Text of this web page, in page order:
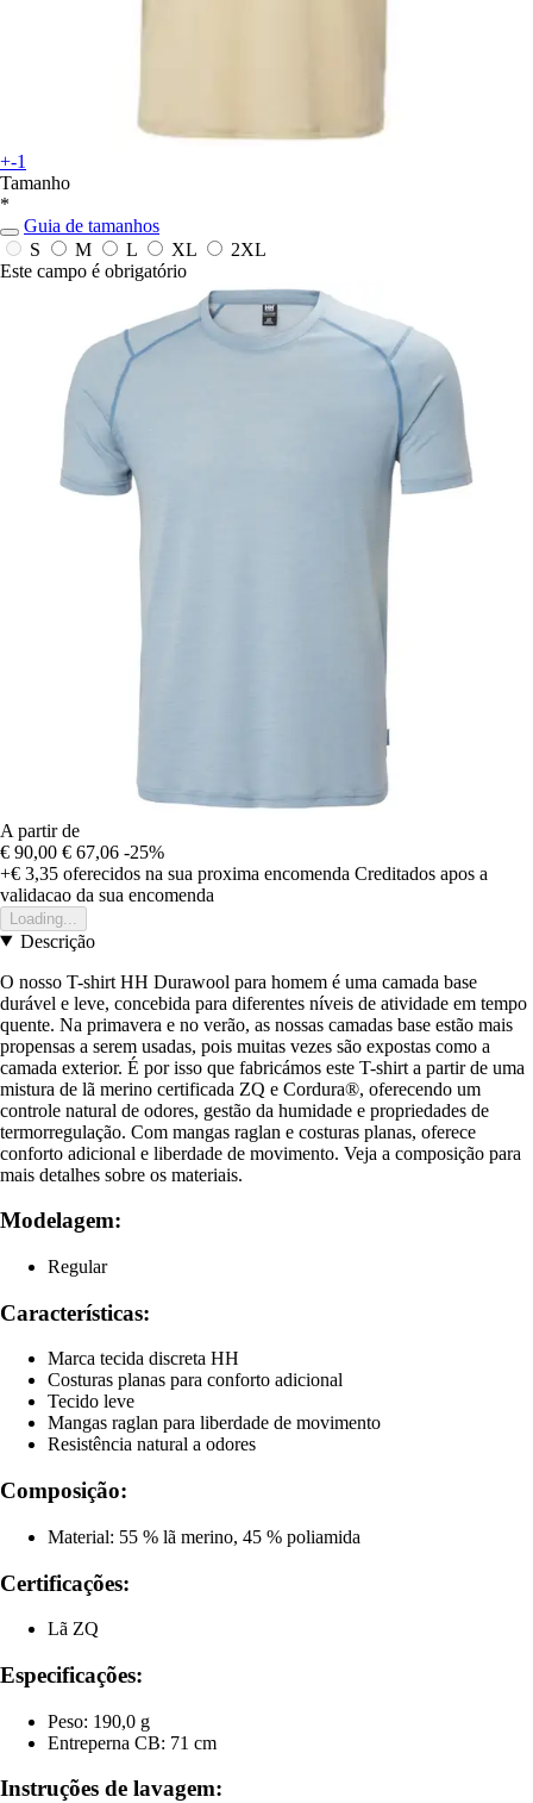
+-1
Tamanho
*
Guia de tamanhos
S
M L XL
2XL
Este campo é obrigatório
A partir de
€ 90,00 € 67,06 -25%
+€ 3,35 oferecidos na sua proxima encomenda Creditados apos a
validacao da sua encomenda
Loading...
Descrição
O nosso T-shirt HH Durawool para homem é uma camada base
durável e leve, concebida para diferentes níveis de atividade em tempo
quente. Na primavera e no verão, as nossas camadas base estão mais
propensas a serem usadas, pois muitas vezes são expostas como a
camada exterior. É por isso que fabricámos este T-shirt a partir de uma
mistura de lã merino certificada ZQ e Cordura®, oferecendo um
controle natural de odores, gestão da humidade e propriedades de
termorregulação. Com mangas raglan e costuras planas, oferece
conforto adicional e liberdade de movimento. Veja a composição para
mais detalhes sobre os materiais.
Modelagem:
Regular
Características:
Marca tecida discreta HH
Costuras planas para conforto adicional
Tecido leve
Mangas raglan para liberdade de movimento
Resistência natural a odores
Composição:
Material: 55 % lã merino, 45 % poliamida
Certificações:
Lã ZQ
Especificações:
Peso: 190,0 g
Entreperna CB: 71 cm
Instruções de lavagem: